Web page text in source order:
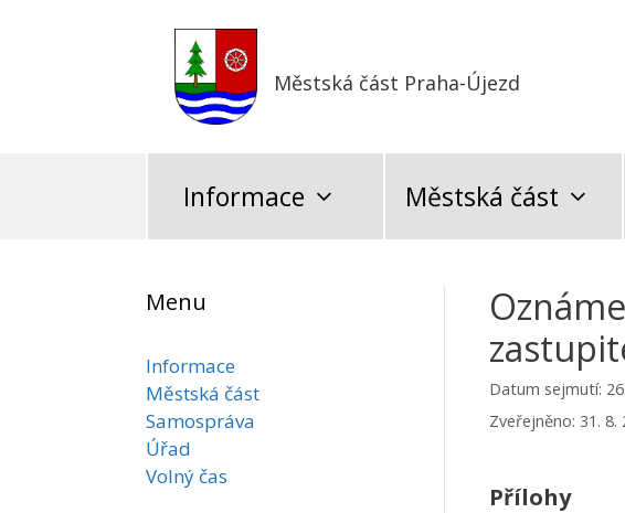
Městská část Praha-Újezd
Informace Městská část
Datum sejmutí:
Zveřejněno: 31. 8.
Přílohy
Menu
Informace
Městská část
Samospráva
Úřad
Volný čas